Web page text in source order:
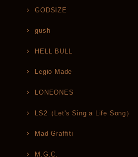
GODSIZE
gush
HELL BULL
Legio Made
LONEONES
LS2（Let's Sing a Life Song）
Mad Graffiti
M.G.C.